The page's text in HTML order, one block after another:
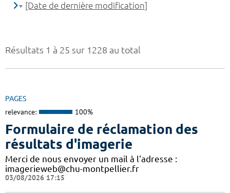
Résultats 1 à 25 sur 1228 au total
PAGES
relevance: 100%
Formulaire de réclamation des
résultats d'imagerie
Merci de nous envoyer un mail à l'adresse :
imagerieweb@chu-montpellier.fr
03/08/2026 17:15
[Date de dernière modification]